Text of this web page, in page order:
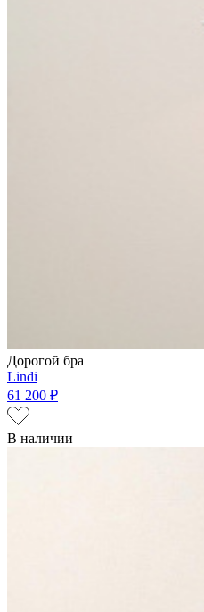
Дорогой бра
Lindi
61 200 ₽
В наличии